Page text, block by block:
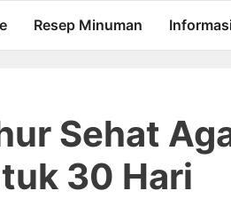
Resep Minuman
Sehat
30 Hari